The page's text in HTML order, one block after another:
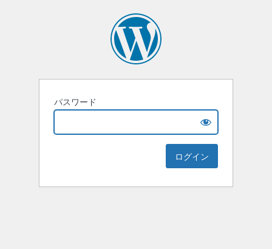
パスワード